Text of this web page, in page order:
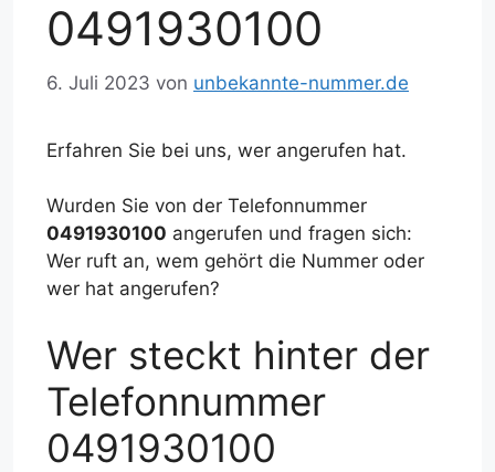
0491930100
6. Juli 2023 von unbekannte-nummer.de
Erfahren Sie bei uns, wer angerufen hat.
Wurden Sie von der Telefonnummer
0491930100 angerufen und fragen sich:
Wer ruft an, wem gehört die Nummer oder
wer hat angerufen?
Wer steckt hinter der
Telefonnummer
0491930100